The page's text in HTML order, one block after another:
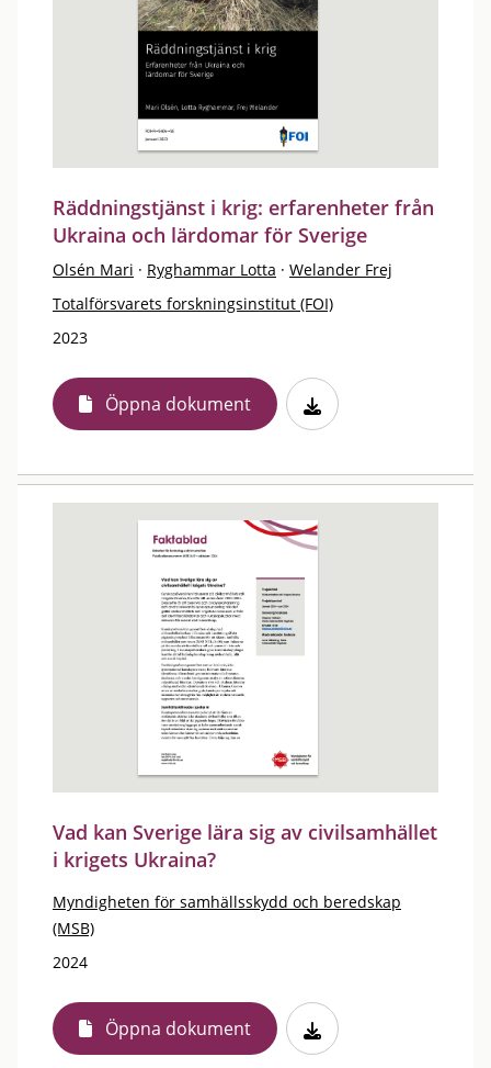
Räddningstjänst i krig: erfarenheter från
Ukraina och lärdomar för Sverige
Olsén Mari · Ryghammar Lotta · Welander Frej
Totalförsvarets forskningsinstitut (FOI)
2023
Öppna dokument
Vad kan Sverige lära sig av civilsamhället
i krigets Ukraina?
Myndigheten för samhällsskydd och beredskap
(MSB)
2024
Öppna dokument